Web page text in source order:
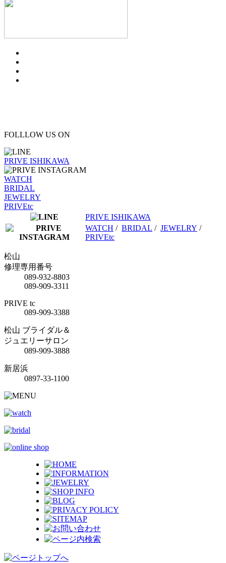
FOLLLOW US ON
PRIVE ISHIKAWA
WATCH
BRIDAL
JEWELRY
PRIVEtc
PRIVE ISHIKAWA
WATCH / BRIDAL / JEWELRY /
PRIVEtc
松山
修理専用番号
089-932-8803
089-909-3311
PRIVE tc
089-909-3388
松山 ブライダル＆
ジュエリーサロン
089-909-3888
新居浜
0897-33-1100